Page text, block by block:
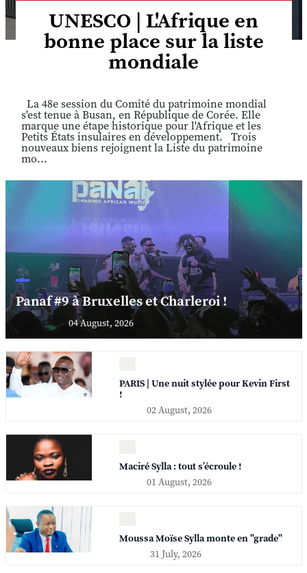
UNESCO | L'Afrique en
bonne place sur la liste
mondiale
La 48e session du Comité du patrimoine mondial
s'est tenue à Busan, en République de Corée. Elle
marque une étape historique pour l'Afrique et les
Petits États insulaires en développement. Trois
nouveaux biens rejoignent la Liste du patrimoine
mo...
Panaf #9 à Bruxelles et Charleroi !
04 August, 2026
PARIS | Une nuit stylée pour Kevin First
!
02 August, 2026
Maciré Sylla : tout s’écroule !
01 August, 2026
Moussa Moïse Sylla monte en "grade"
31 July, 2026